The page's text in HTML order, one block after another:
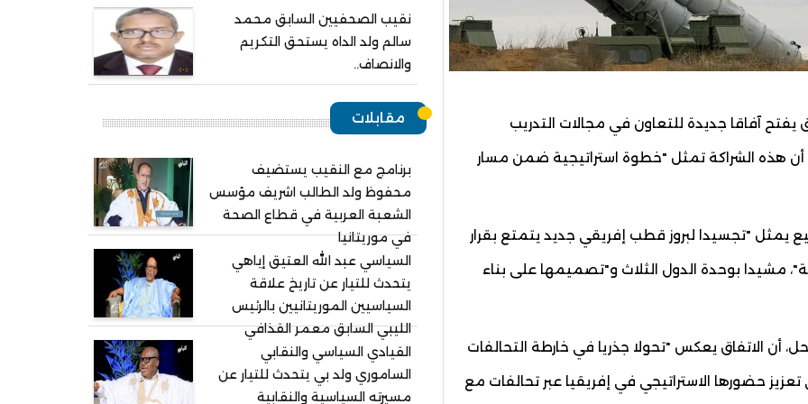
يفتح آفاقا جديدة للتعاون في مجالات التدريب
أن هذه الشراكة تمثل "خطوة استراتيجية ضمن مسار
يمثل "تجسيدا لبروز قطب إفريقي جديد يتمتع بقرار
مشيدا بوحدة الدول الثلاث و"تصميمها على بناء
أن الاتفاق يعكس "تحولا جذريا في خارطة التحالفات
حضورها الاستراتيجي في إفريقيا عبر تحالفات مع
نقيب الصحفيين السابق محمد
سالم ولد الداه يستحق التكريم
والانصاف..
مقابلات
برنامج مع النقيب يستضيف
محفوظ ولد الطالب اشريف مؤسس
الشعبة العربية في قطاع الصحة
في موريتانيا
السياسي عبد الله العتيق إياهي
يتحدث للتيار عن تاريخ علاقة
السياسيين الموريتانيين بالرئيس
الليبي السابق معمر القذافي
القيادي السياسي والنقابي
الساموري ولد بي يتحدث للتيار عن
مسيرته السياسية والنقابية